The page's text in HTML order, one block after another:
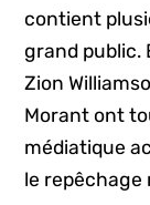
contient
grand public.
Zion
Morant ont
médiatique
le repêchage